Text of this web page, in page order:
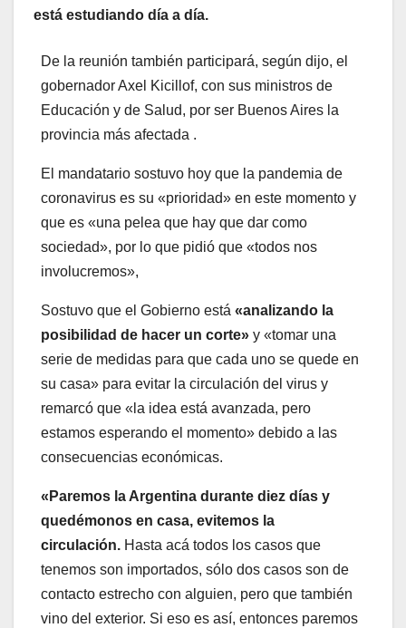
está estudiando día a día.
De la reunión también participará, según dijo, el
gobernador Axel Kicillof, con sus ministros de
Educación y de Salud, por ser Buenos Aires la
provincia más afectada .
El mandatario sostuvo hoy que la pandemia de
coronavirus es su «prioridad» en este momento y
que es «una pelea que hay que dar como
sociedad», por lo que pidió que «todos nos
involucremos»,
Sostuvo que el Gobierno está «analizando la
posibilidad de hacer un corte» y «tomar una
serie de medidas para que cada uno se quede en
su casa» para evitar la circulación del virus y
remarcó que «la idea está avanzada, pero
estamos esperando el momento» debido a las
consecuencias económicas.
«Paremos la Argentina durante diez días y
quedémonos en casa, evitemos la
circulación. Hasta acá todos los casos que
tenemos son importados, sólo dos casos son de
contacto estrecho con alguien, pero que también
vino del exterior. Si eso es así, entonces paremos